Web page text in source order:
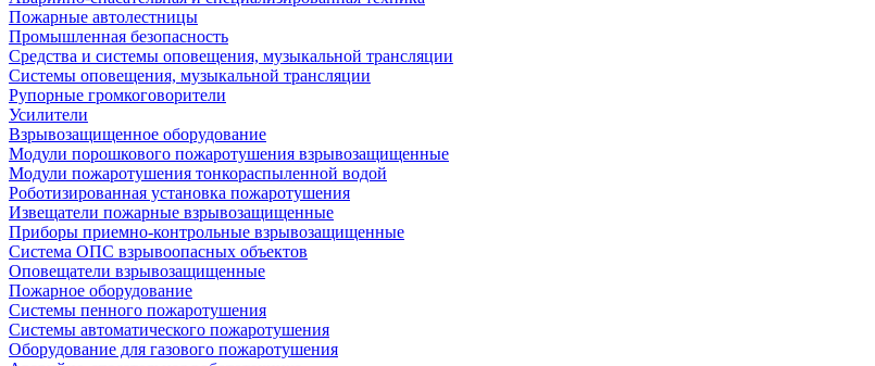
Пожарные автолестницы
Промышленная безопасность
Средства и системы оповещения, музыкальной трансляции
Системы оповещения, музыкальной трансляции
Рупорные громкоговорители
Усилители
Взрывозащищенное оборудование
Модули порошкового пожаротушения взрывозащищенные
Модули пожаротушения тонкораспыленной водой
Роботизированная установка пожаротушения
Извещатели пожарные взрывозащищенные
Приборы приемно-контрольные взрывозащищенные
Система ОПС взрывоопасных объектов
Оповещатели взрывозащищенные
Пожарное оборудование
Системы пенного пожаротушения
Системы автоматического пожаротушения
Оборудование для газового пожаротушения